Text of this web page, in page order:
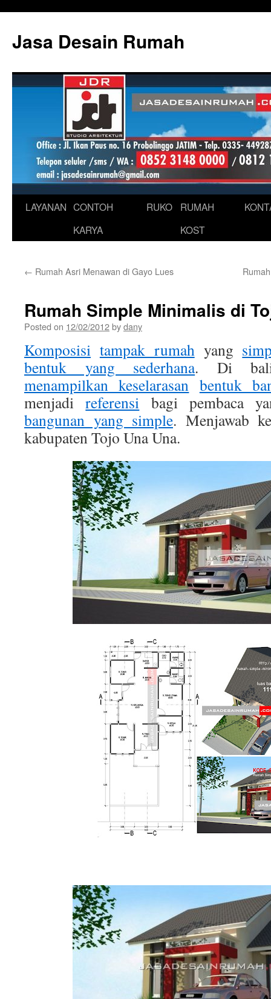
content
Jasa Desain Rumah
LAYANAN CONTOH
KARYA
RUKO
RUMAH
KOST
← Rumah Asri Menawan di Gayo Lues
Rumah Simple Minimalis di
Posted on 12/02/2012bydany
Komposisi tampak rumahyang
bentuk yang sederhana. Di
menampilkan keselarasan bentuk
menjadireferensi bagi pembaca
bangunan yang simple. Menjawab
kabupaten Tojo Una Una.